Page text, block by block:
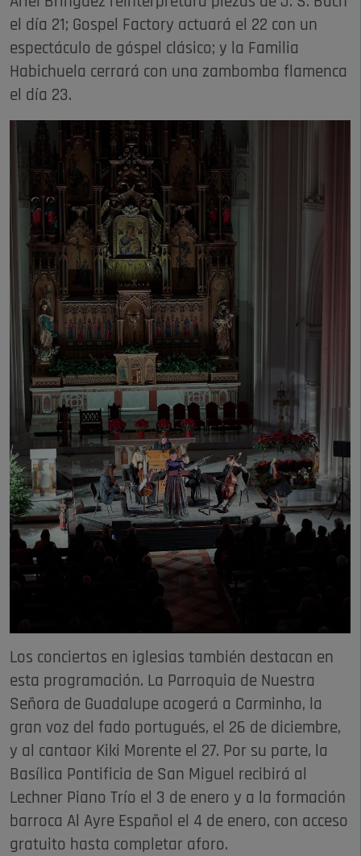
el día 21; Gospel Factory actuará el 22 con un
espectáculo de góspel clásico; y la Familia
Habichuela cerrará con una zambomba flamenca
el día 23.
Los conciertos en iglesias también destacan en
esta programación. La Parroquia de Nuestra
Señora de Guadalupe acogerá a Carminho, la
gran voz del fado portugués, el 26 de diciembre,
y al cantaor Kiki Morente el 27. Por su parte, la
Basílica Pontificia de San Miguel recibirá al
Lechner Piano Trío el 3 de enero y a la formación
barroca Al Ayre Español el 4 de enero, con acceso
gratuito hasta completar aforo.